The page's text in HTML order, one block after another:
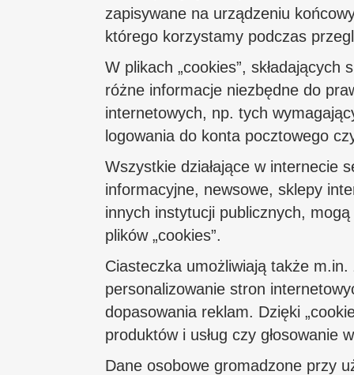
zapisywane na urządzeniu
którego korzystamy podczas
W plikach „cookies”,
różne informacje niezbędne do
internetowych, np. tych
logowania do konta pocztowego
Wszystkie działające w internecie
informacyjne, newsowe, sklepy
innych instytucji publicznych, mogą
plików „cookies”.
Ciasteczka umożliwiają także
personalizowanie stron
dopasowania reklam. Dzięki
produktów i usług czy głosowanie
Dane osobowe gromadzone przy